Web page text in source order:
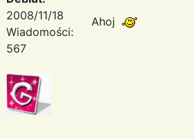
2008/11/18
Wiadomości:
567
Ahoj